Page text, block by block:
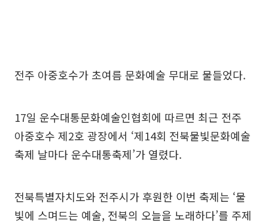
전주 아중호수가 초여름 문화예술 무대로 물들었다.
17일 운수대통문화예술인협회에 따르면 최근 전주
아중호수 제2호 광장에서 ‘제14회 전북물빛문화예술
축제 날마다 운수대통축제’가 열렸다.
전북특별자치도와 전주시가 후원한 이번 축제는 ‘물
빛에 스며드는 예술, 전북의 오늘을 노래하다’를 주제